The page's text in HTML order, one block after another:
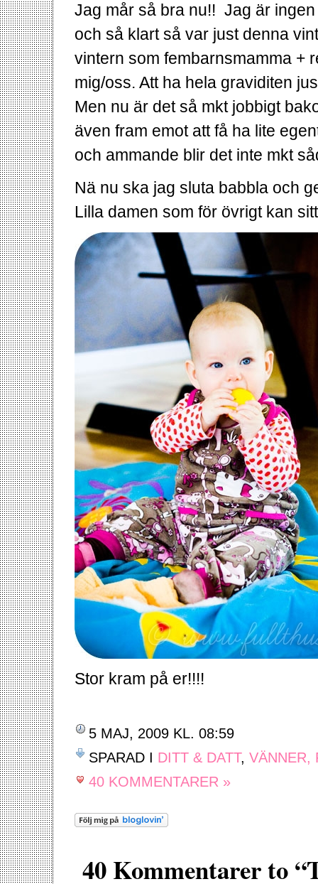
Jag mår så bra nu!! Jag är
och så klart så var just denna
vintern som fembarnsmamma +
mig/oss. Att ha hela graviditen
Men nu är det så mkt jobbigt
även fram emot att få ha lite
och ammande blir det inte mkt
Nä nu ska jag sluta babbla och
Lilla damen som för övrigt kan
Stor kram på er!!!!
5 MAJ, 2009 KL. 08:59
SPARAD I DITT & DATT, VÄNNER,
40 KOMMENTARER »
40 Kommentarer to